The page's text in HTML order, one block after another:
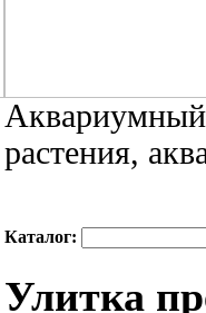
растения,
Каталог:
Улитка